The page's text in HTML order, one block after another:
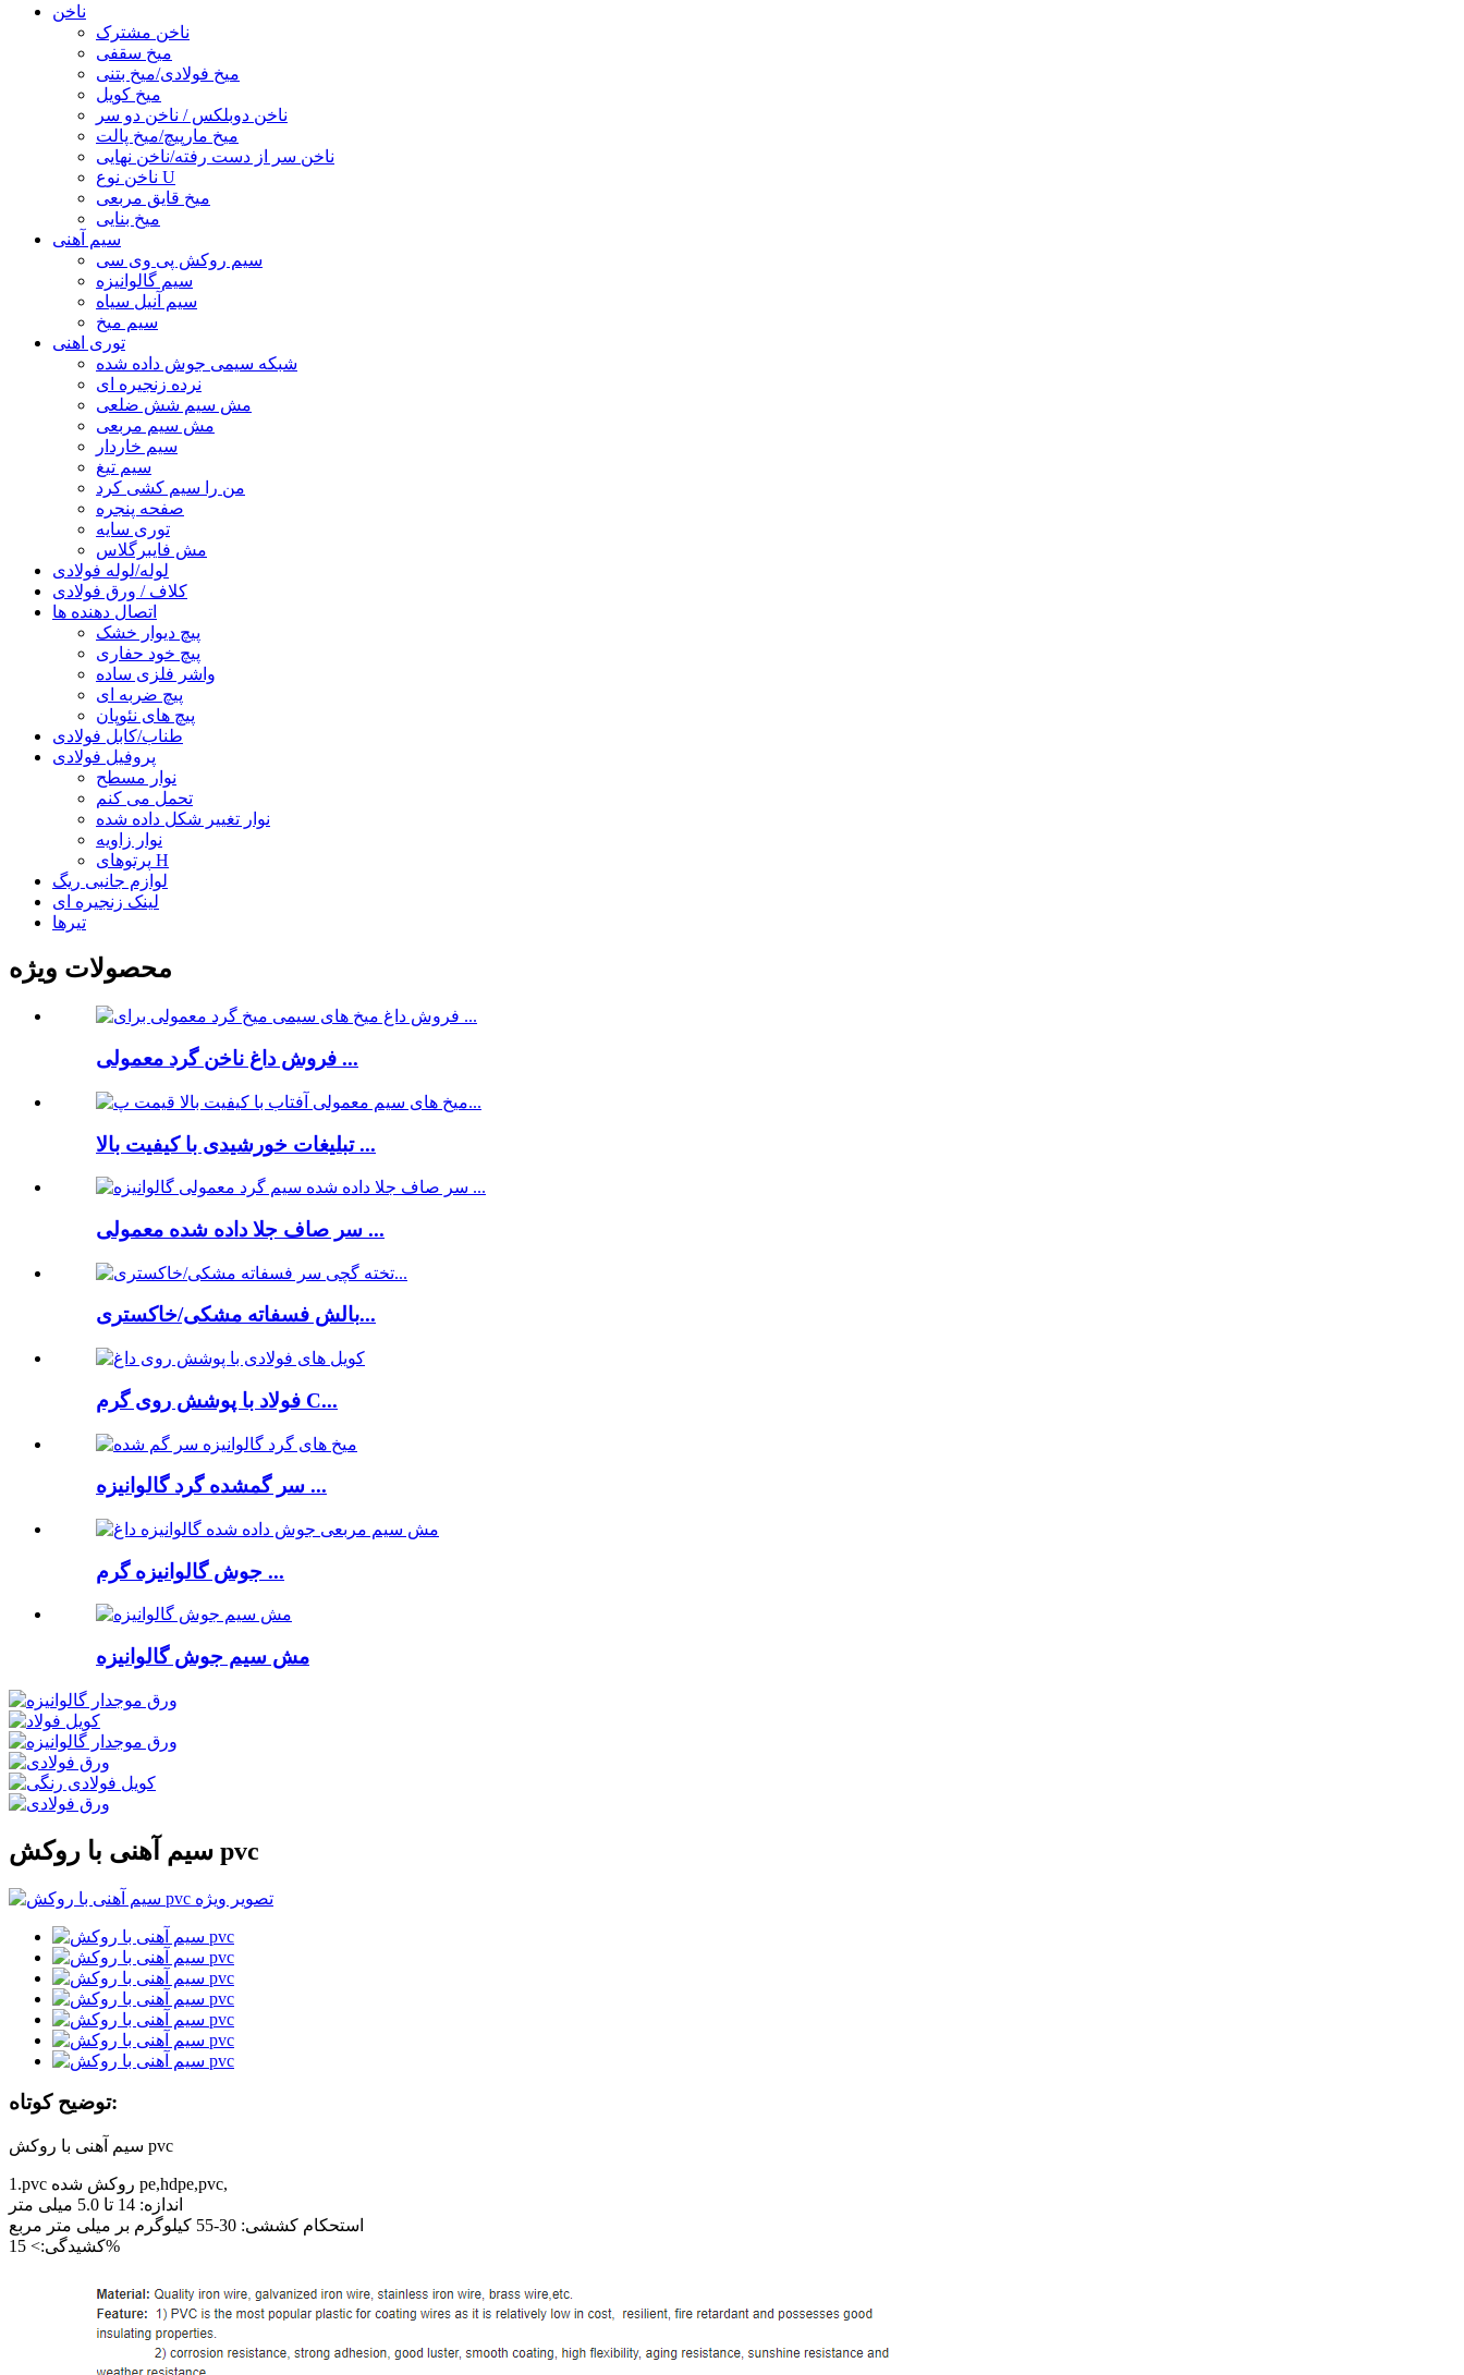
ناخن
ناخن مشترک
میخ سقفی
میخ فولادی/میخ بتنی
میخ کویل
ناخن دوبلکس / ناخن دو سر
میخ مارپیچ/میخ پالت
ناخن سر از دست رفته/ناخن نهایی
ناخن نوع U
میخ قایق مربعی
میخ بنایی
سیم آهنی
سیم روکش پی وی سی
سیم گالوانیزه
سیم آنیل سیاه
سیم میخ
توری اهنی
شبکه سیمی جوش داده شده
نرده زنجیره ای
مش سیم شش ضلعی
مش سیم مربعی
سیم خاردار
سیم تیغ
من را سیم کشی کرد
صفحه پنجره
توری سایه
مش فایبرگلاس
لوله/لوله فولادی
کلاف / ورق فولادی
اتصال دهنده ها
پیچ دیوار خشک
پیچ خود حفاری
واشر فلزی ساده
پیچ ضربه ای
پیچ های نئوپان
طناب/کابل فولادی
پروفیل فولادی
نوار مسطح
تحمل می کنم
نوار تغییر شکل داده شده
نوار زاویه
پرتوهای H
لوازم جانبی ریگ
لینک زنجیره ای
تیرها
محصولات ویژه
فروش داغ ناخن گرد معمولی ...
تبلیغات خورشیدی با کیفیت بالا ...
سر صاف جلا داده شده معمولی ...
بالش فسفاته مشکی/خاکستری...
فولاد با پوشش روی گرم C...
سر گمشده گرد گالوانیزه ...
جوش گالوانیزه گرم ...
مش سیم جوش گالوانیزه
سیم آهنی با روکش pvc
توضیح کوتاه:
سیم آهنی با روکش pvc
1.pvc روکش شده pe,hdpe,pvc,
اندازه: 14 تا 5.0 میلی متر
استحکام کششی: 30-55 کیلوگرم بر میلی متر مربع
کشیدگی:> 15%